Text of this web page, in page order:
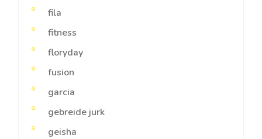
fila
fitness
floryday
fusion
garcia
gebreide jurk
geisha